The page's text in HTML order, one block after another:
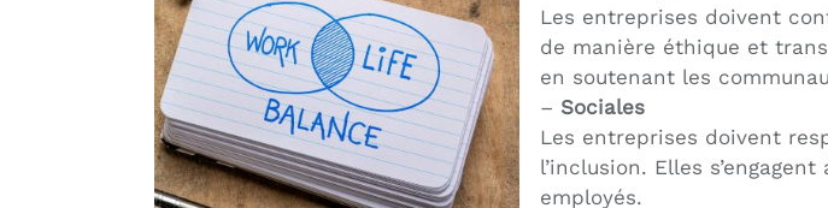
Les entreprises doivent
de manière éthique et
en soutenant les
– Sociales
Les entreprises doivent
l’inclusion. Elles
employés.